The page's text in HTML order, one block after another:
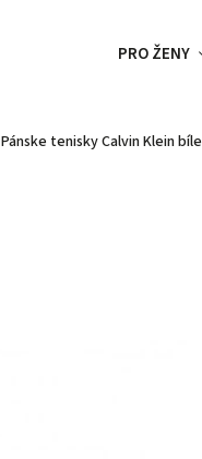
PRO ŽENY
Pánske tenisky Calvin Klein bíle